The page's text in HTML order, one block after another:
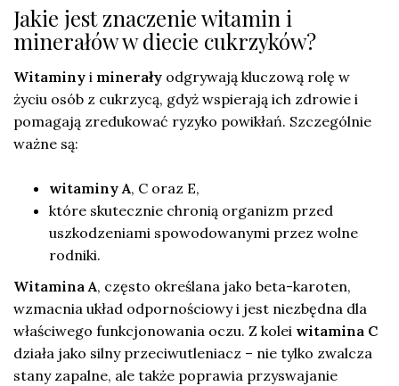
Jakie jest znaczenie witamin i
minerałów w diecie cukrzyków?
Witaminy i minerały odgrywają kluczową rolę w
życiu osób z cukrzycą, gdyż wspierają ich zdrowie i
pomagają zredukować ryzyko powikłań. Szczególnie
ważne są:
witaminy A, C oraz E,
które skutecznie chronią organizm przed
uszkodzeniami spowodowanymi przez wolne
rodniki.
Witamina A, często określana jako beta-karoten,
wzmacnia układ odpornościowy i jest niezbędna dla
właściwego funkcjonowania oczu. Z kolei witamina C
działa jako silny przeciwutleniacz – nie tylko zwalcza
stany zapalne, ale także poprawia przyswajanie